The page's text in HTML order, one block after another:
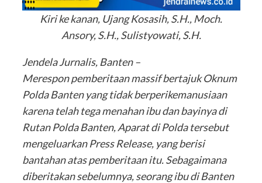
Kiri ke kanan, Ujang Kosasih, S.H., Moch.
Ansory, S.H., Sulistyowati, S.H.
Jendela Jurnalis, Banten –
Merespon pemberitaan massif bertajuk Oknum
Polda Banten yang tidak berperikemanusiaan
karena telah tega menahan ibu dan bayinya di
Rutan Polda Banten, Aparat di Polda tersebut
mengeluarkan Press Release, yang berisi
bantahan atas pemberitaan itu. Sebagaimana
diberitakan sebelumnya, seorang ibu di Banten